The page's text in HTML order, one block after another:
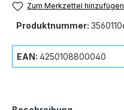
Zum Merkzettel hinzufügen
Produktnummer:
EAN: 4250108800040